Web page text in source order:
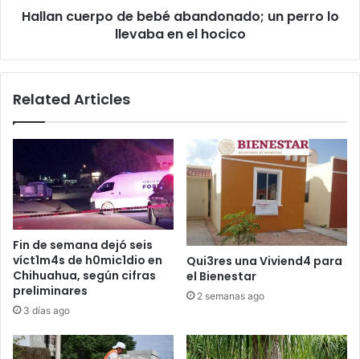
enHallan cuerpo de bebé abandonado; un perro lo
llevaba en el hocico
Related Articles
Fin de semana dejó seis
víct1m4s de h0mic1dio en
Chihuahua, según cifras
preliminares
3 días ago
Qui3res una Viviend4 para
el Bienestar
2 semanas ago